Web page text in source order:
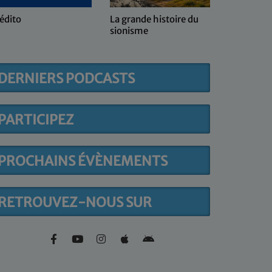
La grande histoire du
sionisme
PODCASTS
ÉVÈNEMENTS
NOUS SUR